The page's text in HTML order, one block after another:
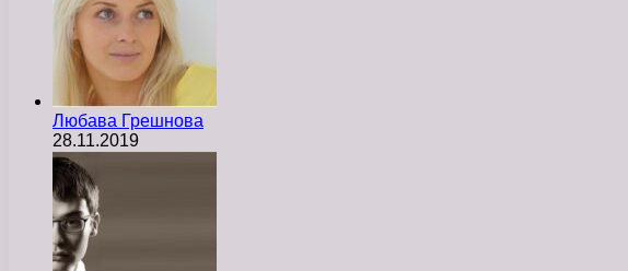
Любава Грешнова
28.11.2019